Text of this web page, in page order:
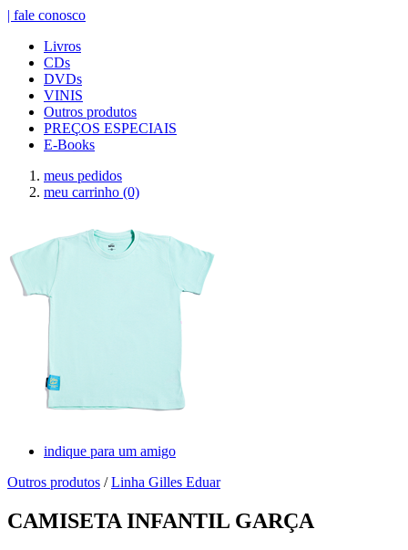
| fale conosco
Livros
CDs
DVDs
VINIS
Outros produtos
PREÇOS ESPECIAIS
E-Books
meus pedidos
meu carrinho (0)
indique para um amigo
Outros produtos /Linha Gilles Eduar
CAMISETA INFANTIL GARÇA